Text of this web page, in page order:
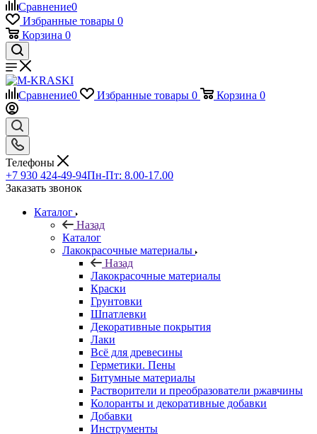
Сравнение0
Избранные товары 0
Корзина 0
Сравнение0 Избранные товары 0 Корзина 0
Телефоны
+7 930 424-49-94Пн-Пт: 8.00-17.00
Заказать звонок
Каталог
Назад
Каталог
Лакокрасочные материалы
Назад
Лакокрасочные материалы
Краски
Грунтовки
Шпатлевки
Декоративные покрытия
Лаки
Всё для древесины
Герметики. Пены
Битумные материалы
Растворители и преобразователи ржавчины
Колоранты и декоративные добавки
Добавки
Инструменты